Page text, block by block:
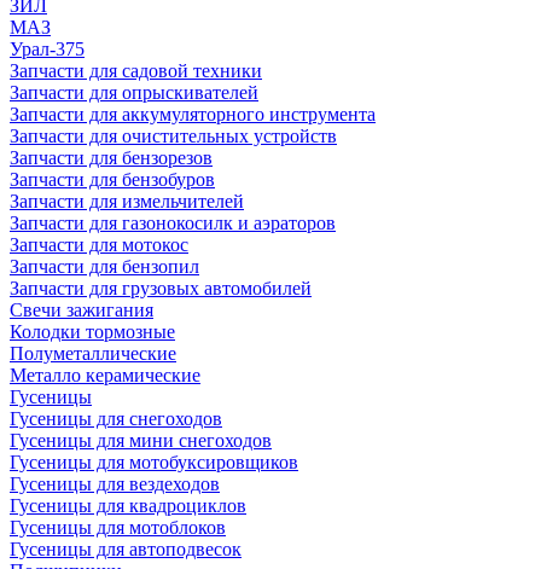
ЗИЛ
МАЗ
Урал-375
Запчасти для садовой техники
Запчасти для опрыскивателей
Запчасти для аккумуляторного инструмента
Запчасти для очистительных устройств
Запчасти для бензорезов
Запчасти для бензобуров
Запчасти для измельчителей
Запчасти для газонокосилк и аэраторов
Запчасти для мотокос
Запчасти для бензопил
Запчасти для грузовых автомобилей
Свечи зажигания
Колодки тормозные
Полуметаллические
Металло керамические
Гусеницы
Гусеницы для снегоходов
Гусеницы для мини снегоходов
Гусеницы для мотобуксировщиков
Гусеницы для вездеходов
Гусеницы для квадроциклов
Гусеницы для мотоблоков
Гусеницы для автоподвесок